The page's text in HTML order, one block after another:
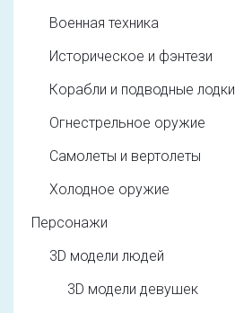
Военная техника
Историческое и фэнтези
Корабли и подводные лодки
Огнестрельное оружие
Самолеты и вертолеты
Холодное оружие
Персонажи
3D модели людей
3D модели девушек